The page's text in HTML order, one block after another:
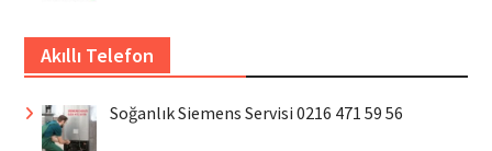
Akıllı Telefon
Soğanlık Siemens Servisi 0216 471 59 56